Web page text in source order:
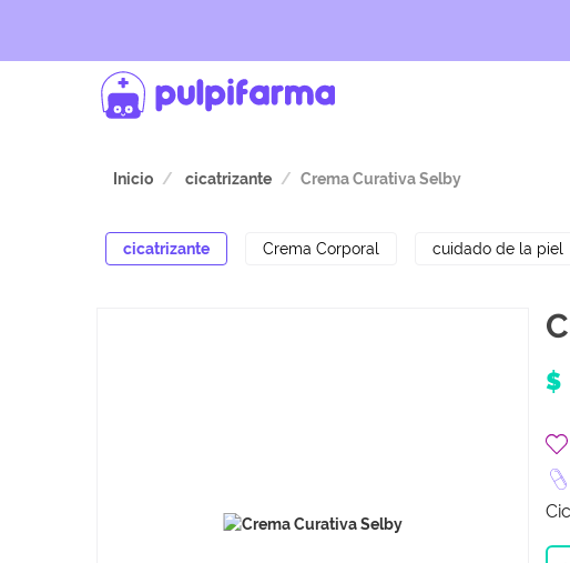
Inicio cicatrizante Crema Curativa Selby
cicatrizante Crema Corporal cuidado de la piel
$